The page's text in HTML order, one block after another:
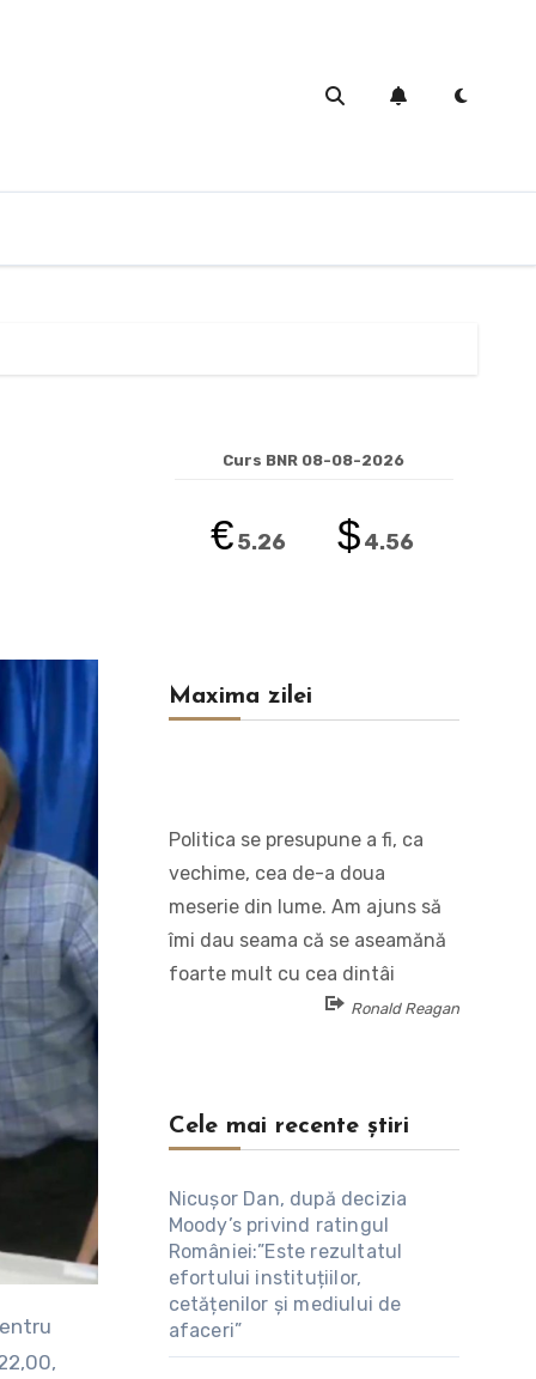
Curs BNR 08-08-2026
€5.26 $4.56
Maxima zilei
Politica se presupune a fi, ca
vechime, cea de-a doua
meserie din lume. Am ajuns să
îmi dau seama că se aseamănă
foarte mult cu cea dintâi
Ronald Reagan
Cele mai recente știri
Nicușor Dan, după decizia
Moody’s privind ratingul
României:”Este rezultatul
efortului instituțiilor,
cetățenilor și mediului de
afaceri”